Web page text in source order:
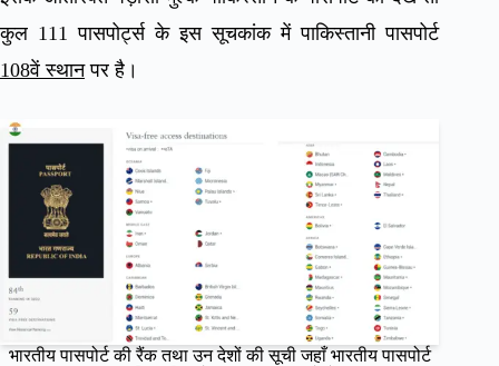
कुल 111 पासपोर्ट्स के इस सूचकांक में पाकिस्तानी पासपोर्ट
108वें स्थानपर है।
भारतीय पासपोर्ट की रैंक तथा उन देशों की सूची जहाँ भारतीय पासपोर्ट